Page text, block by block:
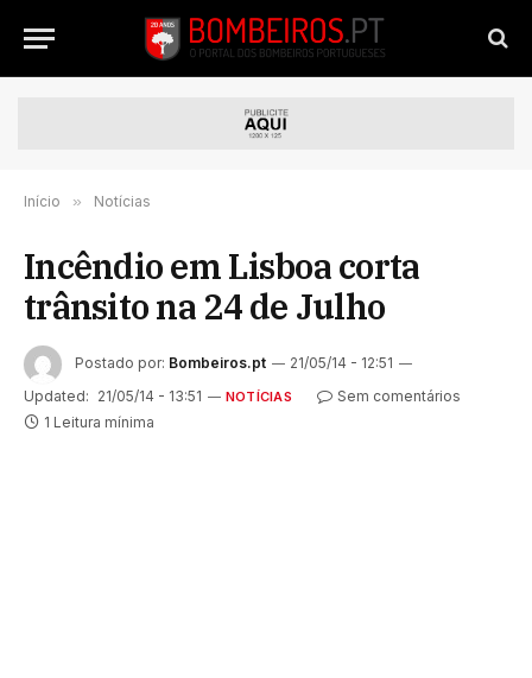
Início » Notícias
Incêndio em Lisboa corta
trânsito na 24 de Julho
Postado por: Bombeiros.pt
21/05/14 - 12:51
Updated: 21/05/14 - 13:51 NOTÍCIAS
Sem comentários
1 Leitura mínima